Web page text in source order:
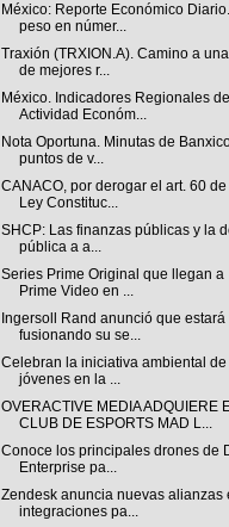
México: Reporte Económico
peso en númer...
Traxión (TRXION.A). Camino a
de mejores r...
México. Indicadores Regionales de
Actividad Económ...
Nota Oportuna. Minutas de
puntos de v...
CANACO, por derogar el art. 60
Ley Constituc...
SHCP: Las finanzas públicas y la
pública a a...
Series Prime Original que llegan a
Prime Video en ...
Ingersoll Rand anunció que estará
fusionando su se...
Celebran la iniciativa ambiental de
jóvenes en la ...
OVERACTIVE MEDIA ADQUIERE
CLUB DE ESPORTS MAD L...
Conoce los principales drones de
Enterprise pa...
Zendesk anuncia nuevas alianzas
integraciones pa...